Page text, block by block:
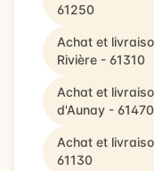
61250
Achat et
Rivière - 61310
Achat et
d'Aunay - 61470
Achat et
61130